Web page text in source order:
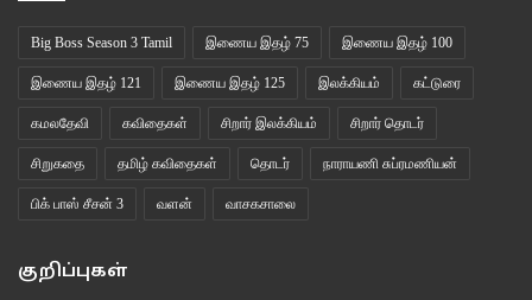
Big Boss Season 3 Tamil இணைய இதழ் 75 இணைய இதழ் 100
இணைய இதழ் 121 இணைய இதழ் 125 இலக்கியம் கட்டுரை
கமலதேவி கவிதைகள் சிறார் இலக்கியம் சிறார் தொடர்
சிறுகதை தமிழ் கவிதைகள் தொடர் நாராயணி சுப்ரமணியன்
பிக் பாஸ் சீசன் 3 வளன் வாசகசாலை
குறிப்புகள்